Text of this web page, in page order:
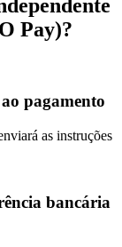
Pay)?
pagamento
as instruções
bancária